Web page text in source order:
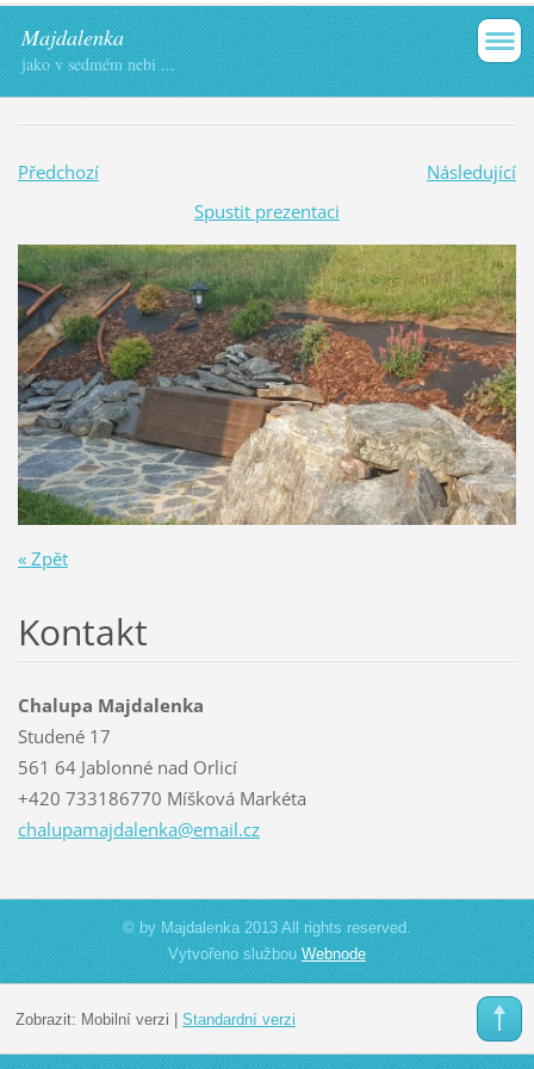
Majdalenka
jako v sedmém nebi ...
Předchozí
Následující
Spustit prezentaci
« Zpět
Kontakt
Chalupa Majdalenka
Studené 17
561 64 Jablonné nad Orlicí
+420 733186770 Míšková Markéta
chalupamajdalenka@email.cz
© by Majdalenka 2013 All rights reserved.
Vytvořeno službouWebnode
Zobrazit: Mobilní verzi Standardní verzi